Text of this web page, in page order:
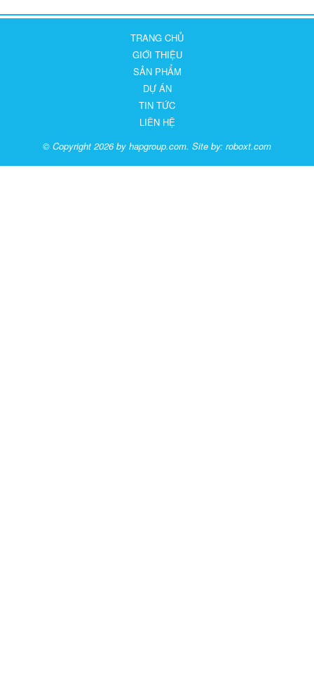
TRANG CHỦ
GIỚI THIỆU
SẢN PHẨM
DỰ ÁN
TIN TỨC
LIÊN HỆ
© Copyright 2026 by hapgroup.com. Site by: roboxt.com